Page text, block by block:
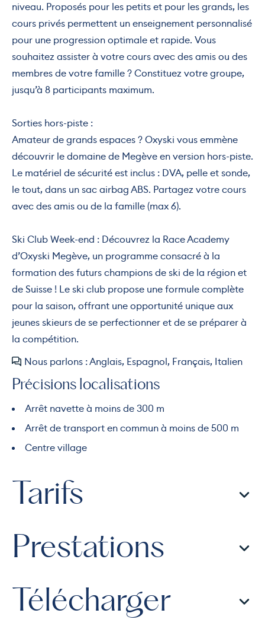
niveau. Proposés pour les petits et pour les grands, les
cours privés permettent un enseignement personnalisé
pour une progression optimale et rapide. Vous
souhaitez assister à votre cours avec des amis ou des
membres de votre famille ? Constituez votre groupe,
jusqu’à 8 participants maximum.
Sorties hors-piste :
Amateur de grands espaces ? Oxyski vous emmène
découvrir le domaine de Megève en version hors-piste.
Le matériel de sécurité est inclus : DVA, pelle et sonde,
le tout, dans un sac airbag ABS. Partagez votre cours
avec des amis ou de la famille (max 6).
Ski Club Week-end : Découvrez la Race Academy
d’Oxyski Megève, un programme consacré à la
formation des futurs champions de ski de la région et
de Suisse ! Le ski club propose une formule complète
pour la saison, offrant une opportunité unique aux
jeunes skieurs de se perfectionner et de se préparer à
la compétition.
Nous parlons : Anglais, Espagnol, Français, Italien
Précisions localisations
Arrêt navette à moins de 300 m
Arrêt de transport en commun à moins de 500 m
Centre village
Tarifs
Prestations
Télécharger